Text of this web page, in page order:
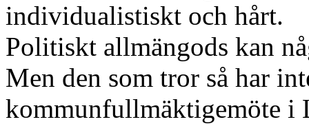
individualistiskt och hårt.
Politiskt allmängods kan
Men den som tror så har
kommunfullmäktigemöte i